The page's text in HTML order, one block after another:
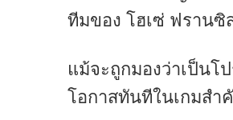
ทีมของ โฮเซ่ ฟรานซิ
แม้จะถูกมองว่าเป็นโ
โอกาสทันทีในเกมสำ